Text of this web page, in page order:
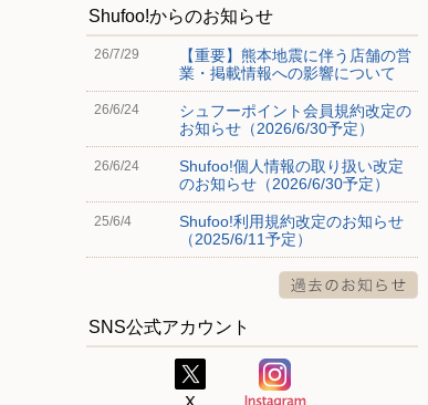
Shufoo!からのお知らせ
26/7/29
【重要】熊本地震に伴う店舗の営
業・掲載情報への影響について
26/6/24
シュフーポイント会員規約改定の
お知らせ（2026/6/30予定）
26/6/24
Shufoo!個人情報の取り扱い改定
のお知らせ（2026/6/30予定）
25/6/4
Shufoo!利用規約改定のお知らせ
（2025/6/11予定）
SNS公式アカウント